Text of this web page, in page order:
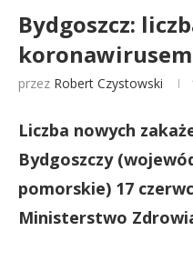
Bydgoszcz:
przez Robert Czystowski
Liczba nowych
Bydgoszczy
pomorskie) 17
Ministerstwo